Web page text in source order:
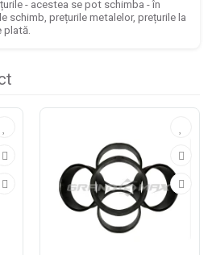
țurile - acestea se pot schimba -în
schimb, prețurile metalelor, prețurile la
plată